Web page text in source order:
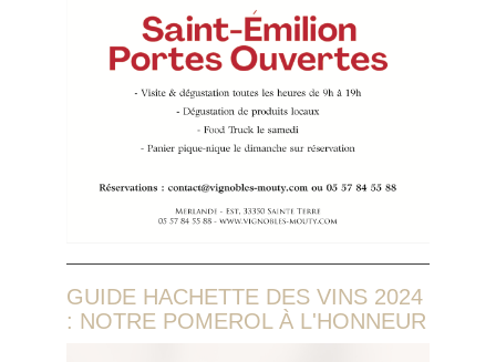
GUIDE HACHETTE DES VINS 2024
: NOTRE POMEROL À L'HONNEUR